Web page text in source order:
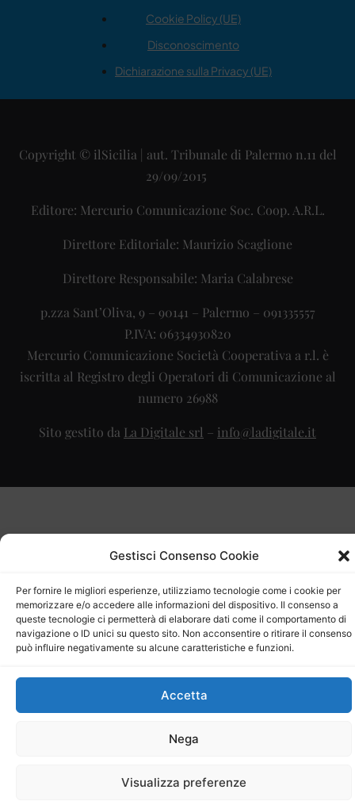
Gestisci Consenso Cookie
Per fornire le migliori esperienze, utilizziamo tecnologie come i cookie per
memorizzare e/o accedere alle informazioni del dispositivo. Il consenso a
queste tecnologie ci permetterà di elaborare dati come il comportamento di
navigazione o ID unici su questo sito. Non acconsentire o ritirare il consenso
può influire negativamente su alcune caratteristiche e funzioni.
Accetta
Nega
Visualizza preferenze
Cookie Policy (UE)
Disconoscimento
Dichiarazione sulla Privacy (UE)
Copyright © ilSicilia | aut. Tribunale di Palermo n.11 del
29/09/2015
Editore: Mercurio Comunicazione Soc. Coop. A.R.L.
Direttore Editoriale: Maurizio Scaglione
Direttore Responsabile: Maria Calabrese
p.zza Sant’Oliva, 9 – 90141 – Palermo – 091335557
P.IVA: 06334930820
Mercurio Comunicazione Società Cooperativa a r.l. è
iscritta al Registro degli Operatori di Comunicazione al
numero 26988
Sito gestito da La Digitale srl – info@ladigitale.it